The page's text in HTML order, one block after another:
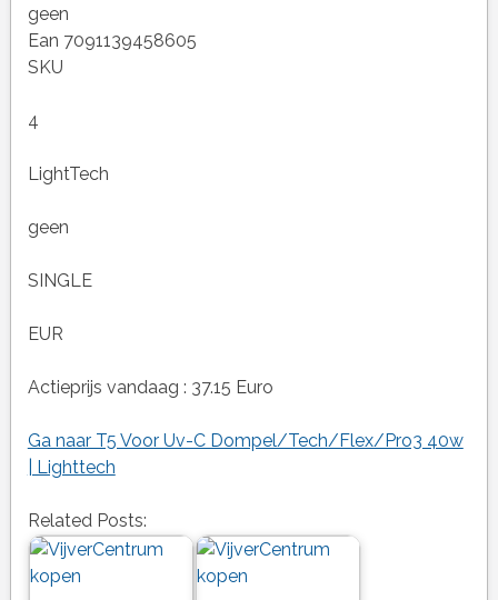
geen
Ean 7091139458605
SKU
4
LightTech
geen
SINGLE
EUR
Actieprijs vandaag : 37.15 Euro
Ga naar T5 Voor Uv-C Dompel/Tech/Flex/Pro3 40w
| Lighttech
Related Posts: